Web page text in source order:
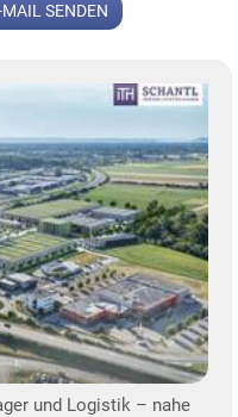
TE
KLIS
MAIL SENDEN
und Logistik – nahe